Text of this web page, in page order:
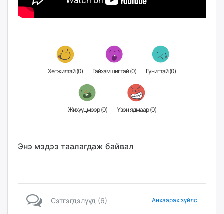
Хөгжилтэй (0) Гайхамшигтай (0) Гунигтай (0)
Жихүүцмээр (0) Үзэн ядмаар (0)
Энэ мэдээ таалагдаж байвал
Сэтгэгдэлүүд (6) Анхаарах зүйлс